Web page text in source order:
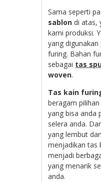
Sama seperti
sablon di atas,
kami produksi.
yang
furing. Bahan
sebagai tas
woven.
Tas kain
beragam
yang bisa anda
selera anda.
yang lembut
menjadikan tas
menjadi
yang menarik
anda.